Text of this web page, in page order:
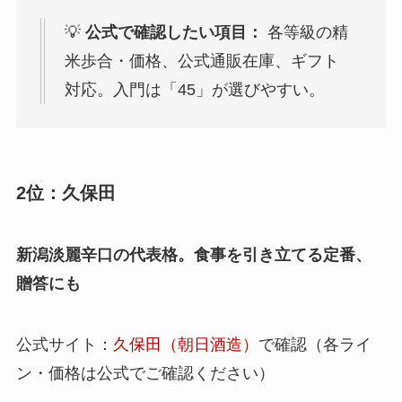
💡 公式で確認したい項目： 各等級の精
米歩合・価格、公式通販在庫、ギフト
対応。入門は「45」が選びやすい。
2位：久保田
新潟淡麗辛口の代表格。食事を引き立てる定番、
贈答にも
公式サイト： 久保田（朝日酒造） で確認（各ライ
ン・価格は公式でご確認ください）